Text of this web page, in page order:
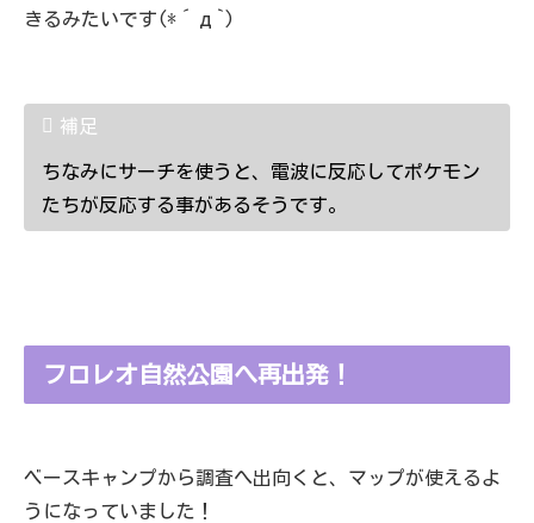
きるみたいです(*´д`)
補足
ちなみにサーチを使うと、電波に反応してポケモン
たちが反応する事があるそうです。
フロレオ自然公園へ再出発！
ベースキャンプから調査へ出向くと、マップが使えるよ
うになっていました！